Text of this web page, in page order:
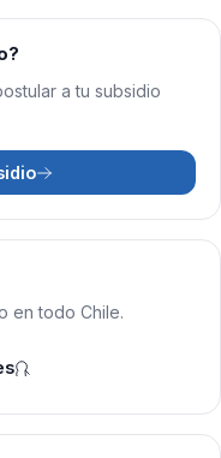
a tu subsidio
en todo Chile.